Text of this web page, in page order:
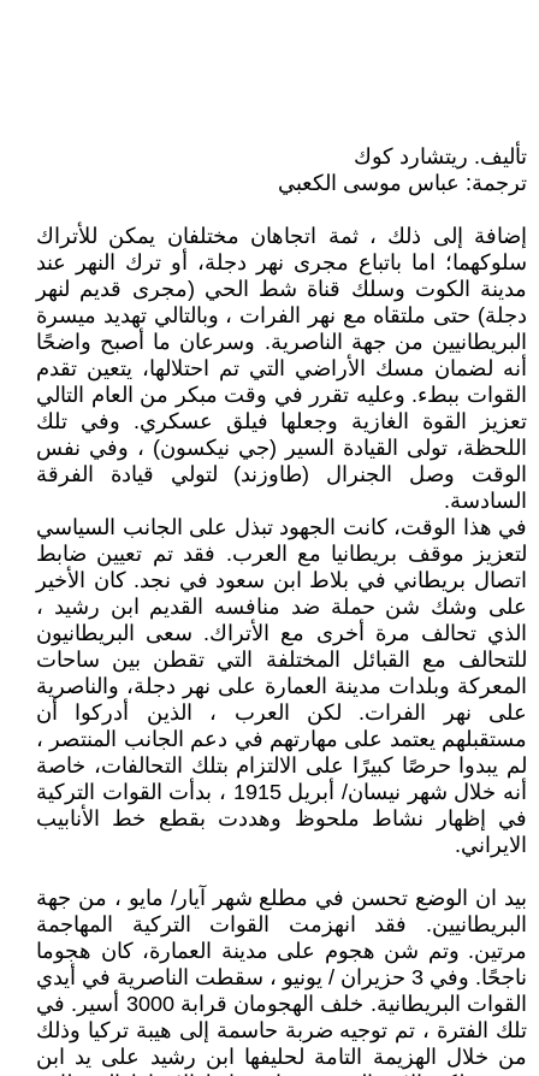
تأليف. ريتشارد كوك
ترجمة: عباس موسى الكعبي
إضافة إلى ذلك ، ثمة اتجاهان مختلفان يمكن للأتراك
سلوكهما؛ اما باتباع مجرى نهر دجلة، أو ترك النهر عند
مدينة الكوت وسلك قناة شط الحي (مجرى قديم لنهر
دجلة) حتى ملتقاه مع نهر الفرات ، وبالتالي تهديد ميسرة
البريطانيين من جهة الناصرية. وسرعان ما أصبح واضحًا
أنه لضمان مسك الأراضي التي تم احتلالها، يتعين تقدم
القوات ببطء. وعليه تقرر في وقت مبكر من العام التالي
تعزيز القوة الغازية وجعلها فيلق عسكري. وفي تلك
اللحظة، تولى القيادة السير (جي نيكسون) ، وفي نفس
الوقت وصل الجنرال (طاوزند) لتولي قيادة الفرقة
السادسة.
في هذا الوقت، كانت الجهود تبذل على الجانب السياسي
لتعزيز موقف بريطانيا مع العرب. فقد تم تعيين ضابط
اتصال بريطاني في بلاط ابن سعود في نجد. كان الأخير
على وشك شن حملة ضد منافسه القديم ابن رشيد ،
الذي تحالف مرة أخرى مع الأتراك. سعى البريطانيون
للتحالف مع القبائل المختلفة التي تقطن بين ساحات
المعركة وبلدات مدينة العمارة على نهر دجلة، والناصرية
على نهر الفرات. لكن العرب ، الذين أدركوا أن
مستقبلهم يعتمد على مهارتهم في دعم الجانب المنتصر ،
لم يبدوا حرصًا كبيرًا على الالتزام بتلك التحالفات، خاصة
أنه خلال شهر نيسان/ أبريل 1915 ، بدأت القوات التركية
في إظهار نشاط ملحوظ وهددت بقطع خط الأنابيب
الايراني.
بيد ان الوضع تحسن في مطلع شهر آيار/ مايو ، من جهة
البريطانيين. فقد انهزمت القوات التركية المهاجمة
مرتين. وتم شن هجوم على مدينة العمارة، كان هجوما
ناجحًا. وفي 3 حزيران / يونيو ، سقطت الناصرية في أيدي
القوات البريطانية. خلف الهجومان قرابة 3000 أسير. في
تلك الفترة ، تم توجيه ضربة حاسمة إلى هيبة تركيا وذلك
من خلال الهزيمة التامة لحليفها ابن رشيد على يد ابن